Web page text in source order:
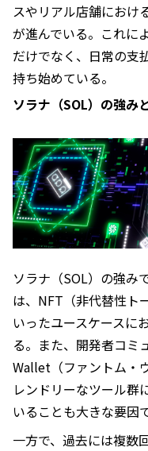
スやリアル店舗におけ
が進んでいる。これに
だけでなく、日常の支
持ち始めている。
ソラナ（SOL）の強み
ソラナ（SOL）の強み
は、NFT（非代替性ト
いったユースケースに
る。また、開発者コミ
Wallet（ファントム・
レンドリーなツール群
いることも大きな要因
一方で、過去には複数